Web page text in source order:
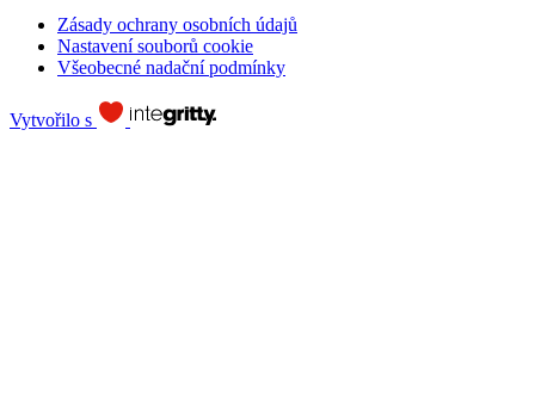
Zásady ochrany osobních údajů
Nastavení souborů cookie
Všeobecné nadační podmínky
Vytvořilo s